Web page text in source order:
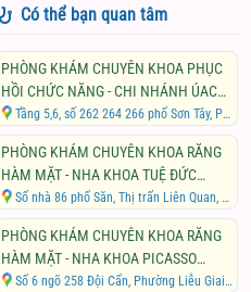
Có thể bạn quan tâm
PHÒNG KHÁM CHUYÊN KHOA PHỤC
HỒI CHỨC NĂNG - CHI NHÁNH ÚAC
CHIROPRACTIC TRỰC THUỘC CÔNG
TY TNHH BỆNH VIỆN PHÒNG KHÁM
ĐIỀU TRỊ CƠ XƯƠNG KHỚP CHUẨN
MỸ US
Tầng 5,6, số 262 264 266 phố Sơn Tây, Phường Trung Liệt, Quận Đống Đa, Thành phố Hà Nội
PHÒNG KHÁM CHUYÊN KHOA RĂNG
HÀM MẶT - NHA KHOA TUỆ ĐỨC
TRỰC THUỘC CÔNG TY TNHH ĐẦU TƯ
VÀ PHÁT TRIỂN TUỆ ĐỨC
Số nhà 86 phố Săn, Thị trấn Liên Quan, Huyện Thạch Thất, Thành phố Hà Nội
PHÒNG KHÁM CHUYÊN KHOA RĂNG
HÀM MẶT - NHA KHOA PICASSO
TRỰC THUỘC CÔNG TY TNHH NHA
Số 6 ngõ 258 Đội Cấn, Phường Liễu Giai, Quận Ba Đình, Thành Phố Hà Nội